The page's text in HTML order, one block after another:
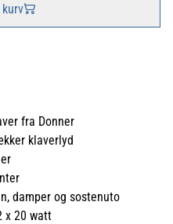
fra Donner
klaverlyd
damper og sostenuto
x 20 watt